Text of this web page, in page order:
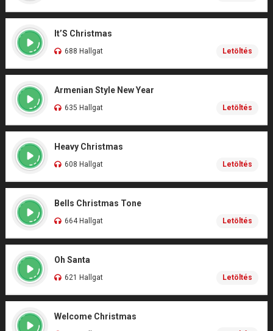
It’S Christmas
688 Hallgat Letöltés
Armenian Style New Year
635 Hallgat Letöltés
Heavy Christmas
608 Hallgat Letöltés
Bells Christmas Tone
664 Hallgat Letöltés
Oh Santa
621 Hallgat Letöltés
Welcome Christmas